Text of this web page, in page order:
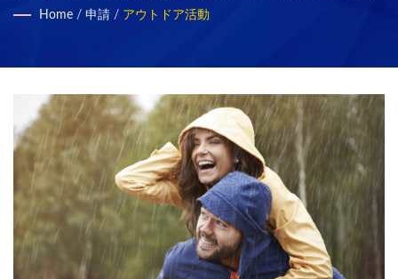
ースポンジの製造業者 | Nam Liong
Home / 申請 / アウトドア活動